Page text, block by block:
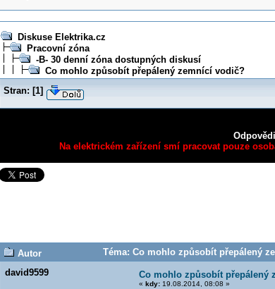
Diskuse Elektrika.cz
Pracovní zóna
-B- 30 denní zóna dostupných diskusí
Co mohlo způsobít přepálený zemnící vodič?
Stran: [1]
Na elektrickém zařízení smí pracovat pouze
Autor
Téma: Co mohlo způsobít přepálený
david9599
Co mohlo způsobít přepálený
« kdy:19.08.2014, 08:08 »